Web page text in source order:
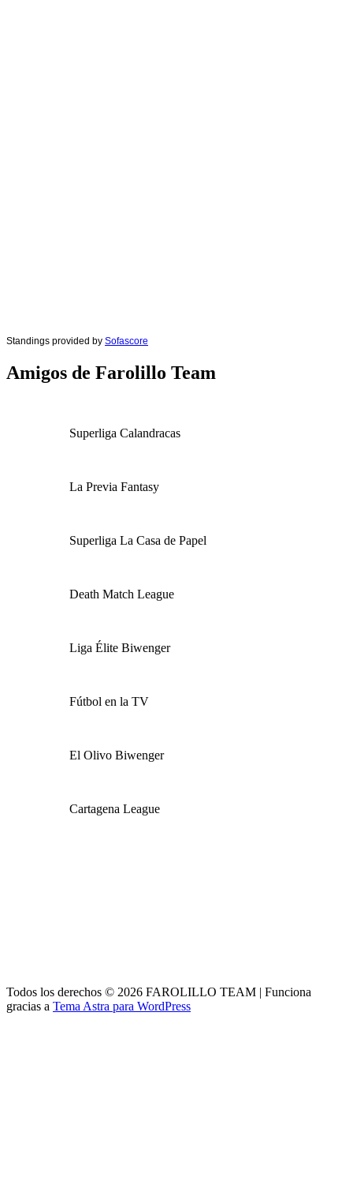
Standings provided by Sofascore
Amigos de Farolillo Team
Superliga Calandracas
La Previa Fantasy
Superliga La Casa de Papel
Death Match League
Liga Élite Biwenger
Fútbol en la TV
El Olivo Biwenger
Cartagena League
Todos los derechos © 2026 FAROLILLO TEAM | Funciona
gracias a Tema Astra para WordPress